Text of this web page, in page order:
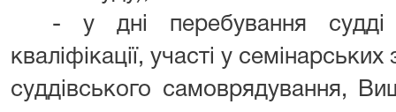
- у дні перебування судді
кваліфікації, участі у семінарських
суддівського самоврядування,